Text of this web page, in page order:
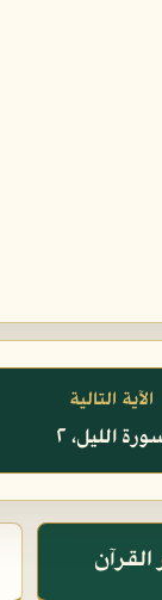
الآية التالية
الليل، ٢